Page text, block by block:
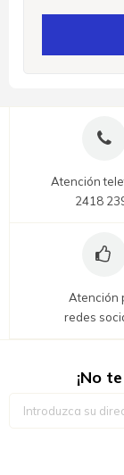
Atención
2418
Atención
redes
¡No